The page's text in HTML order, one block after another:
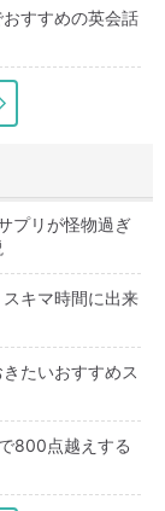
すすめの英会話
プリが怪物過ぎ
キマ時間に出来
たいおすすめス
800点越えする